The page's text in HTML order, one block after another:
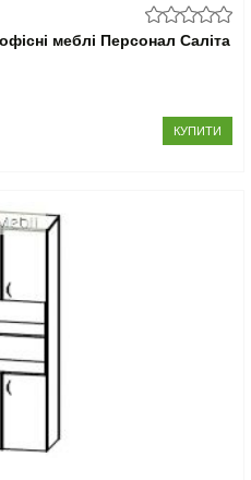
меблі Персонал Саліта
КУПИТИ